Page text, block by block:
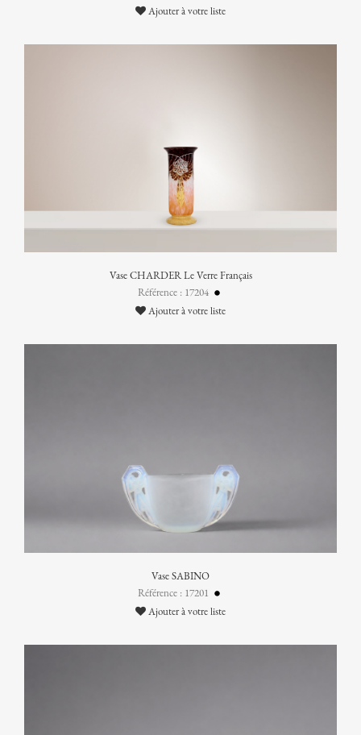
Ajouter à votre liste
Vase CHARDER Le Verre Français
Référence : 17204
Ajouter à votre liste
Vase SABINO
Référence : 17201
Ajouter à votre liste